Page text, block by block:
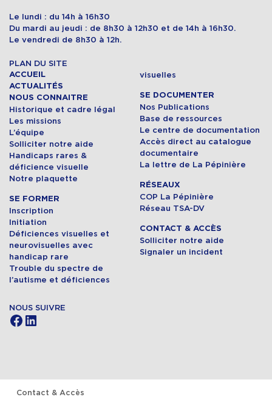
Le lundi : du 14h à 16h30
Du mardi au jeudi : de 8h30 à 12h30 et de 14h à 16h30.
Le vendredi de 8h30 à 12h.
PLAN DU SITE
ACCUEIL
ACTUALITÉS
NOUS CONNAITRE
Historique et cadre légal
Les missions
L’équipe
Solliciter notre aide
Handicaps rares &
déficience visuelle
Notre plaquette
SE FORMER
Inscription
Initiation
Déficiences visuelles et
neurovisuelles avec
handicap rare
Trouble du spectre de
l’autisme et déficiences
visuelles
SE DOCUMENTER
Nos Publications
Base de ressources
Le centre de documentation
Accès direct au catalogue
documentaire
La lettre de La Pépinière
RÉSEAUX
COP La Pépinière
Réseau TSA-DV
CONTACT & ACCÈS
Solliciter notre aide
Signaler un incident
NOUS SUIVRE
Facebook LinkedIn
Contact & Accès